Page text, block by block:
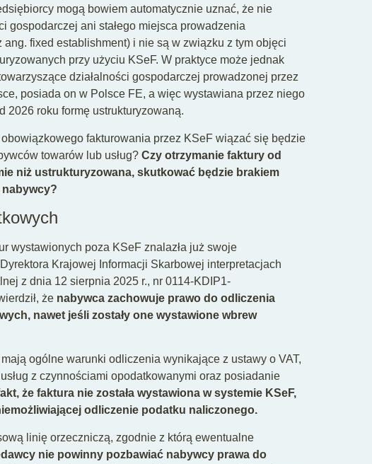
mogą bowiem automatycznie uznać, że nie
gospodarczej ani stałego miejsca prowadzenia
ang. fixed establishment) i nie są w związku z tym objęci
przy użyciu KSeF. W praktyce może jednak
działalności gospodarczej prowadzonej przez
posiada on w Polsce FE, a więc wystawiana przez niego
2026 roku formę ustrukturyzowaną.
fakturowania przez KSeF wiązać się będzie
towarów lub usług? Czy otrzymanie faktury od
niż ustrukturyzowana, skutkować będzie brakiem
nabywcy?
wystawionych poza KSeF znalazła już swoje
Krajowej Informacji Skarbowej interpretacjach
z dnia 12 sierpnia 2025 r., nr 0114-KDIP1-
że nabywca zachowuje prawo do odliczenia
nawet jeśli zostały one wystawione wbrew
ogólne warunki odliczenia wynikające z ustawy o VAT,
z czynnościami opodatkowanymi oraz posiadanie
że faktura nie została wystawiona w systemie KSeF,
odliczenie podatku naliczonego.
linię orzeczniczą, zgodnie z którą ewentualne
nie powinny pozbawiać nabywcy prawa do